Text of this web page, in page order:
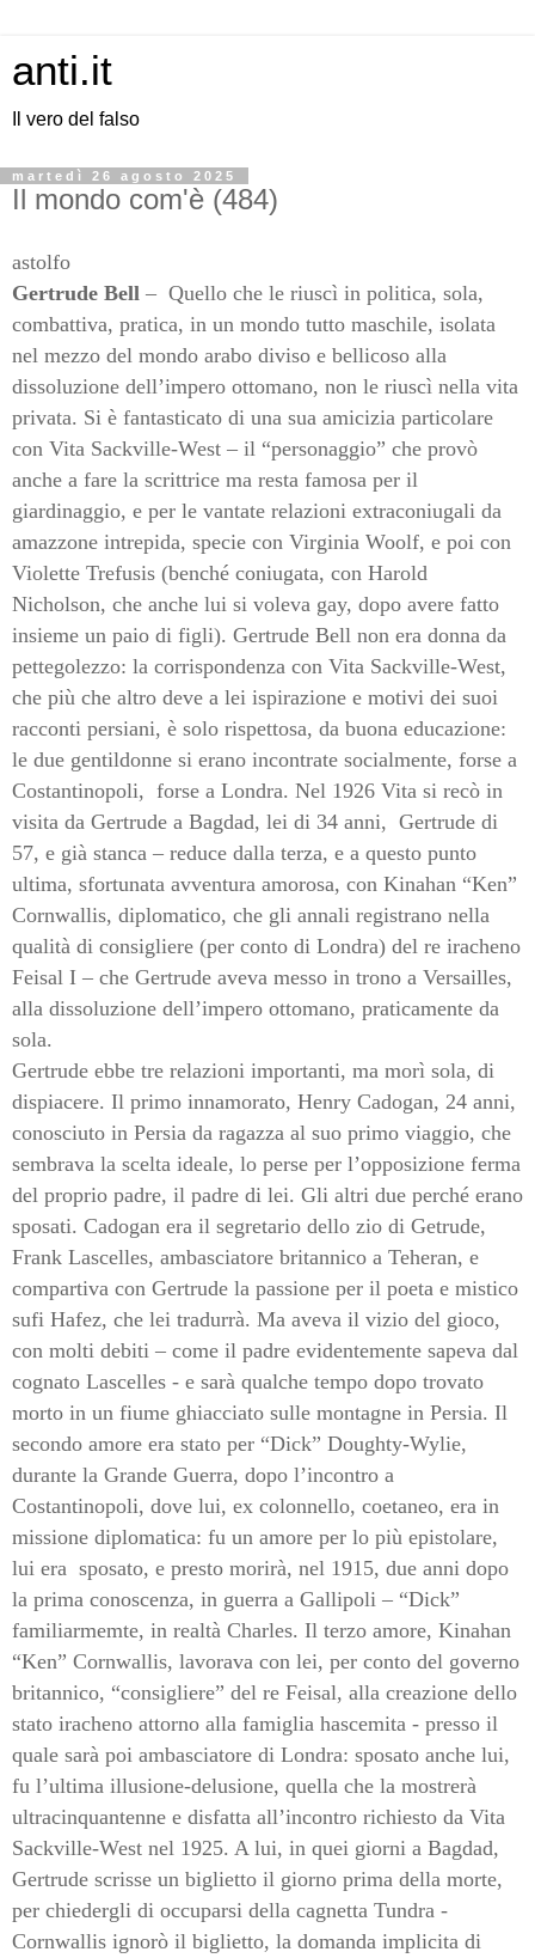
anti.it
Il vero del falso
martedì 26 agosto 2025
Il mondo com'è (484)
astolfo
Gertrude Bell – Quello che le riuscì in politica, sola,
combattiva, pratica, in un mondo tutto maschile, isolata
nel mezzo del mondo arabo diviso e bellicoso alla
dissoluzione dell’impero ottomano, non le riuscì nella vita
privata. Si è fantasticato di una sua amicizia particolare
con Vita Sackville-West – il “personaggio” che provò
anche a fare la scrittrice ma resta famosa per il
giardinaggio, e per le vantate relazioni extraconiugali da
amazzone intrepida, specie con Virginia Woolf, e poi con
Violette Trefusis (benché coniugata, con Harold
Nicholson, che anche lui si voleva gay, dopo avere fatto
insieme un paio di figli). Gertrude Bell non era donna da
pettegolezzo: la corrispondenza con Vita Sackville-West,
che più che altro deve a lei ispirazione e motivi dei suoi
racconti persiani, è solo rispettosa, da buona educazione:
le due gentildonne si erano incontrate socialmente, forse a
Costantinopoli, forse a Londra. Nel 1926 Vita si recò in
visita da Gertrude a Bagdad, lei di 34 anni, Gertrude di
57, e già stanca – reduce dalla terza, e a questo punto
ultima, sfortunata avventura amorosa, con Kinahan “Ken”
Cornwallis, diplomatico, che gli annali registrano nella
qualità di consigliere (per conto di Londra) del re iracheno
Feisal I – che Gertrude aveva messo in trono a Versailles,
alla dissoluzione dell’impero ottomano, praticamente da
sola.
Gertrude ebbe tre relazioni importanti, ma morì sola, di
dispiacere. Il primo innamorato, Henry Cadogan, 24 anni,
conosciuto in Persia da ragazza al suo primo viaggio, che
sembrava la scelta ideale, lo perse per l’opposizione ferma
del proprio padre, il padre di lei. Gli altri due perché erano
sposati. Cadogan era il segretario dello zio di Getrude,
Frank Lascelles, ambasciatore britannico a Teheran, e
compartiva con Gertrude la passione per il poeta e mistico
sufi Hafez, che lei tradurrà. Ma aveva il vizio del gioco,
con molti debiti – come il padre evidentemente sapeva dal
cognato Lascelles - e sarà qualche tempo dopo trovato
morto in un fiume ghiacciato sulle montagne in Persia. Il
secondo amore era stato per “Dick” Doughty-Wylie,
durante la Grande Guerra, dopo l’incontro a
Costantinopoli, dove lui, ex colonnello, coetaneo, era in
missione diplomatica: fu un amore per lo più epistolare,
lui era sposato, e presto morirà, nel 1915, due anni dopo
la prima conoscenza, in guerra a Gallipoli – “Dick”
familiarmemte, in realtà Charles. Il terzo amore, Kinahan
“Ken” Cornwallis, lavorava con lei, per conto del governo
britannico, “consigliere” del re Feisal, alla creazione dello
stato iracheno attorno alla famiglia hascemita - presso il
quale sarà poi ambasciatore di Londra: sposato anche lui,
fu l’ultima illusione-delusione, quella che la mostrerà
ultracinquantenne e disfatta all’incontro richiesto da Vita
Sackville-West nel 1925. A lui, in quei giorni a Bagdad,
Gertrude scrisse un biglietto il giorno prima della morte,
per chiedergli di occuparsi della cagnetta Tundra -
Cornwallis ignorò il biglietto, la domanda implicita di